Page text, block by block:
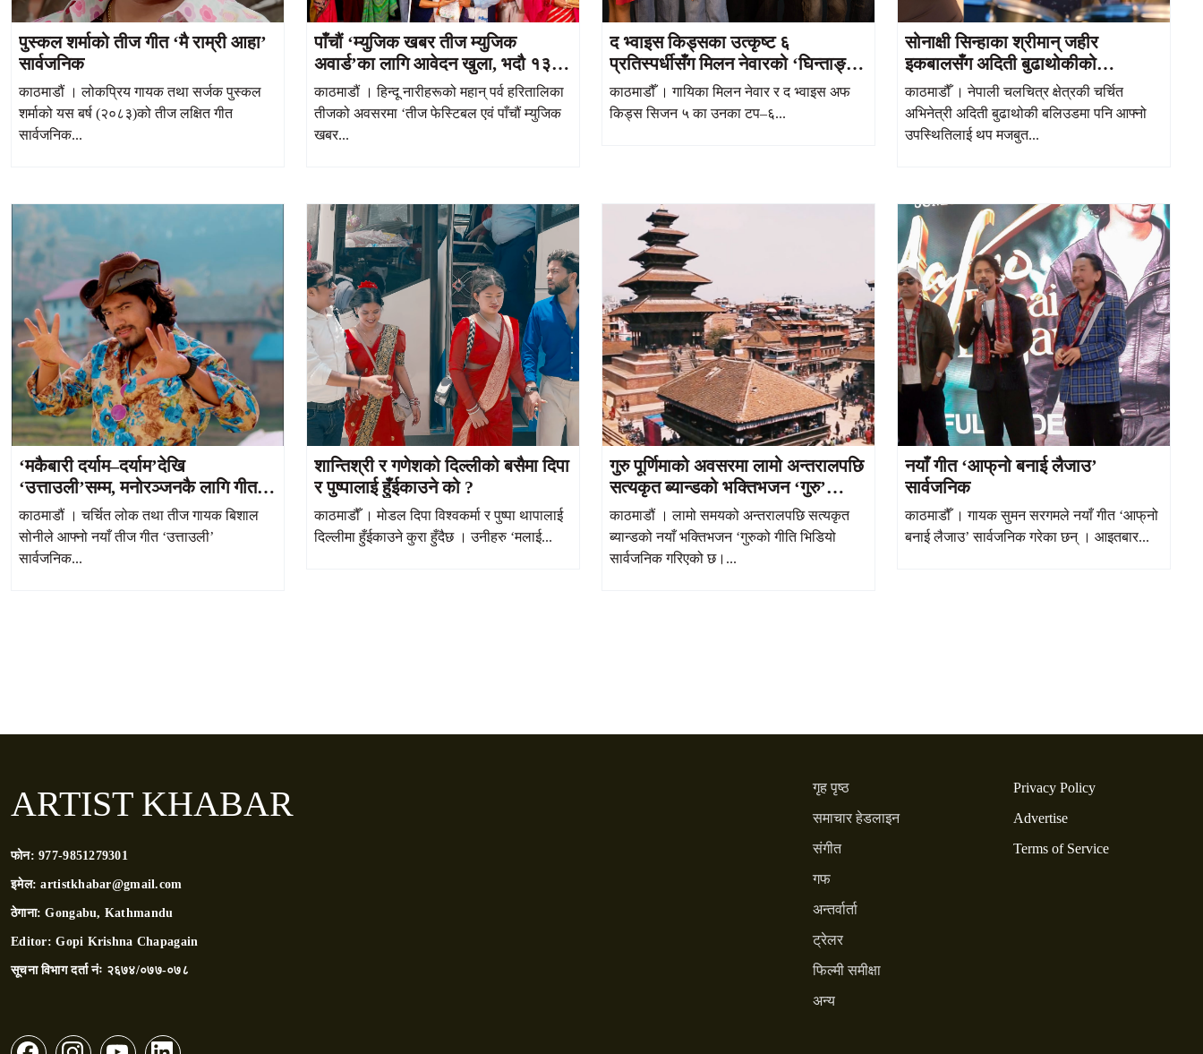
पुस्कल शर्माको तीज गीत ‘मै राम्री आहा’
सार्वजनिक
काठमाडौं । लोकप्रिय गायक तथा सर्जक पुस्कल
शर्माको यस बर्ष (२०८३)को तीज लक्षित गीत
सार्वजनिक...
पाँचौं ‘म्युजिक खबर तीज म्युजिक
अवार्ड’का लागि आवेदन खुला, भदौ १३
सम्म गीत दर्ता गर्न सकिने
काठमाडौं । हिन्दू नारीहरूको महान् पर्व हरितालिका
तीजको अवसरमा ‘तीज फेस्टिबल एवं पाँचौं म्युजिक
खबर...
द भ्वाइस किड्सका उत्कृष्ट ६
प्रतिस्पर्धीसँग मिलन नेवारको ‘घिन्ताङ्ग
घिन्ताङ्ग मादलु’ गीत सार्वजनिक
काठमाडौँ । गायिका मिलन नेवार र द भ्वाइस अफ
किड्स सिजन ५ का उनका टप–६...
सोनाक्षी सिन्हाका श्रीमान् जहीर
इकबालसँग अदिती बुढाथोकीको
‘फरिश्ता’मा रोमान्टिक केमेस्ट्री
काठमाडौँ । नेपाली चलचित्र क्षेत्रकी चर्चित
अभिनेत्री अदिती बुढाथोकी बलिउडमा पनि आफ्नो
उपस्थितिलाई थप मजबुत...
‘मकैबारी दर्याम–दर्याम’देखि
‘उत्ताउली’सम्म, मनोरञ्जनकै लागि गीत
बनाउँछु : बिशाल सोनी
काठमाडौं । चर्चित लोक तथा तीज गायक बिशाल
सोनीले आफ्नो नयाँ तीज गीत ‘उत्ताउली’
सार्वजनिक...
शान्तिश्री र गणेशको दिल्लीको बसैमा दिपा
र पुष्पालाई हुँईकाउने को ?
काठमाडौँ । मोडल दिपा विश्वकर्मा र पुष्पा थापालाई
दिल्लीमा हुँईकाउने कुरा हुँदैछ । उनीहरु ‘मलाई...
गुरु पूर्णिमाको अवसरमा लामो अन्तरालपछि
सत्यकृत ब्यान्डको भक्तिभजन ‘गुरु’
सार्वजनिक
काठमाडौं । लामो समयको अन्तरालपछि सत्यकृत
ब्यान्डको नयाँ भक्तिभजन ‘गुरुको गीति भिडियो
सार्वजनिक गरिएको छ।...
नयाँ गीत ‘आफ्‌नो बनाई लैजाउ’
सार्वजनिक
काठमाडौँ । गायक सुमन सरगमले नयाँ गीत ‘आफ्‌नो
बनाई लैजाउ’ सार्वजनिक गरेका छन् । आइतबार...
ARTIST KHABAR
फोन:977-9851279301
इमेल:artistkhabar@gmail.com
ठेगाना:Gongabu, Kathmandu
Editor:Gopi Krishna Chapagain
सूचना विभाग दर्ता नंः २६७४/०७७-०७८
गृह पृष्ठ
समाचार हेडलाइन
संगीत
गफ
अन्तर्वार्ता
ट्रेलर
फिल्मी समीक्षा
अन्य
Privacy Policy
Advertise
Terms of Service